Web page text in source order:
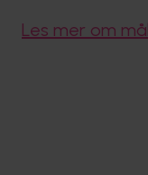
Les mer om